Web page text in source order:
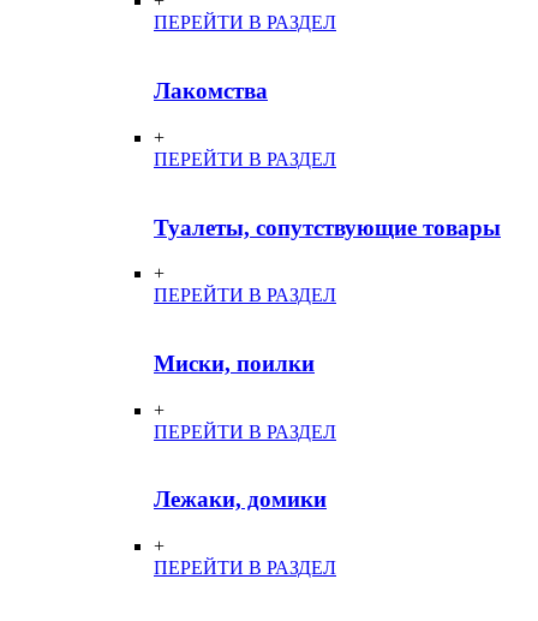
ПЕРЕЙТИ В РАЗДЕЛ
Лакомства
+
ПЕРЕЙТИ В РАЗДЕЛ
Туалеты, сопутствующие товары
+
ПЕРЕЙТИ В РАЗДЕЛ
Миски, поилки
+
ПЕРЕЙТИ В РАЗДЕЛ
Лежаки, домики
+
ПЕРЕЙТИ В РАЗДЕЛ